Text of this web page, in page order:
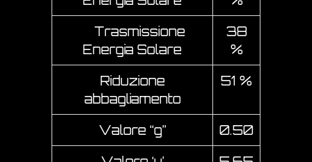
Trasmissione
Energia Solare
38
%
Riduzione
abbagliamento
51 %
Valore “g” 0.50